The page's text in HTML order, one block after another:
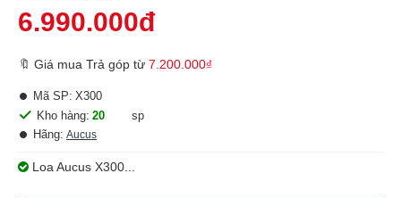
6.990.000đ
🔖 Giá mua Trả góp từ 7.200.000₫
Kho hàng: 20
sp
Hãng: Aucus
Mã SP: X300
Loa Aucus X300...